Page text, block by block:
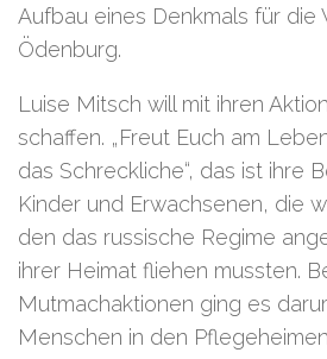
Aufbau eines Denkmals für die
Ödenburg.
Luise Mitsch will mit ihren
schaffen. „Freut Euch am
das Schreckliche“, das ist ihre
Kinder und Erwachsenen, die
den das russische Regime
ihrer Heimat fliehen mussten.
Mutmachaktionen ging es
Menschen in den